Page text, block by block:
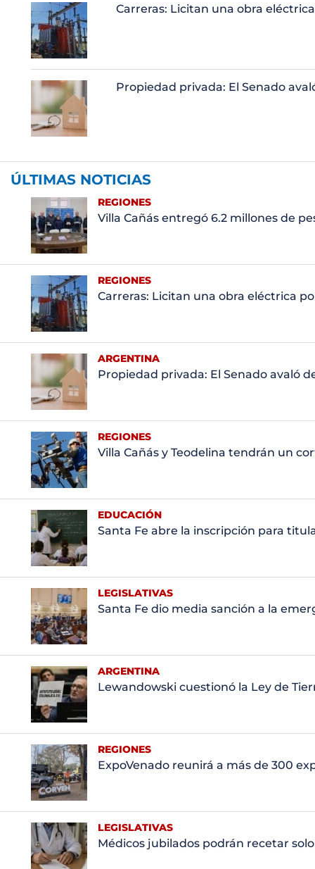
Carreras: Licitan una obra
Propiedad privada: El Senado
ÚLTIMAS NOTICIAS
REGIONES
Villa Cañás entregó 6.2 millones de
REGIONES
Carreras: Licitan una obra eléctrica
ARGENTINA
Propiedad privada: El Senado avaló
REGIONES
Villa Cañás y Teodelina tendrán un
EDUCACIÓN
Santa Fe abre la inscripción para
LEGISLATIVAS
Santa Fe dio media sanción a la
ARGENTINA
Lewandowski cuestionó la Ley de
REGIONES
ExpoVenado reunirá a más de 300
LEGISLATIVAS
Médicos jubilados podrán recetar